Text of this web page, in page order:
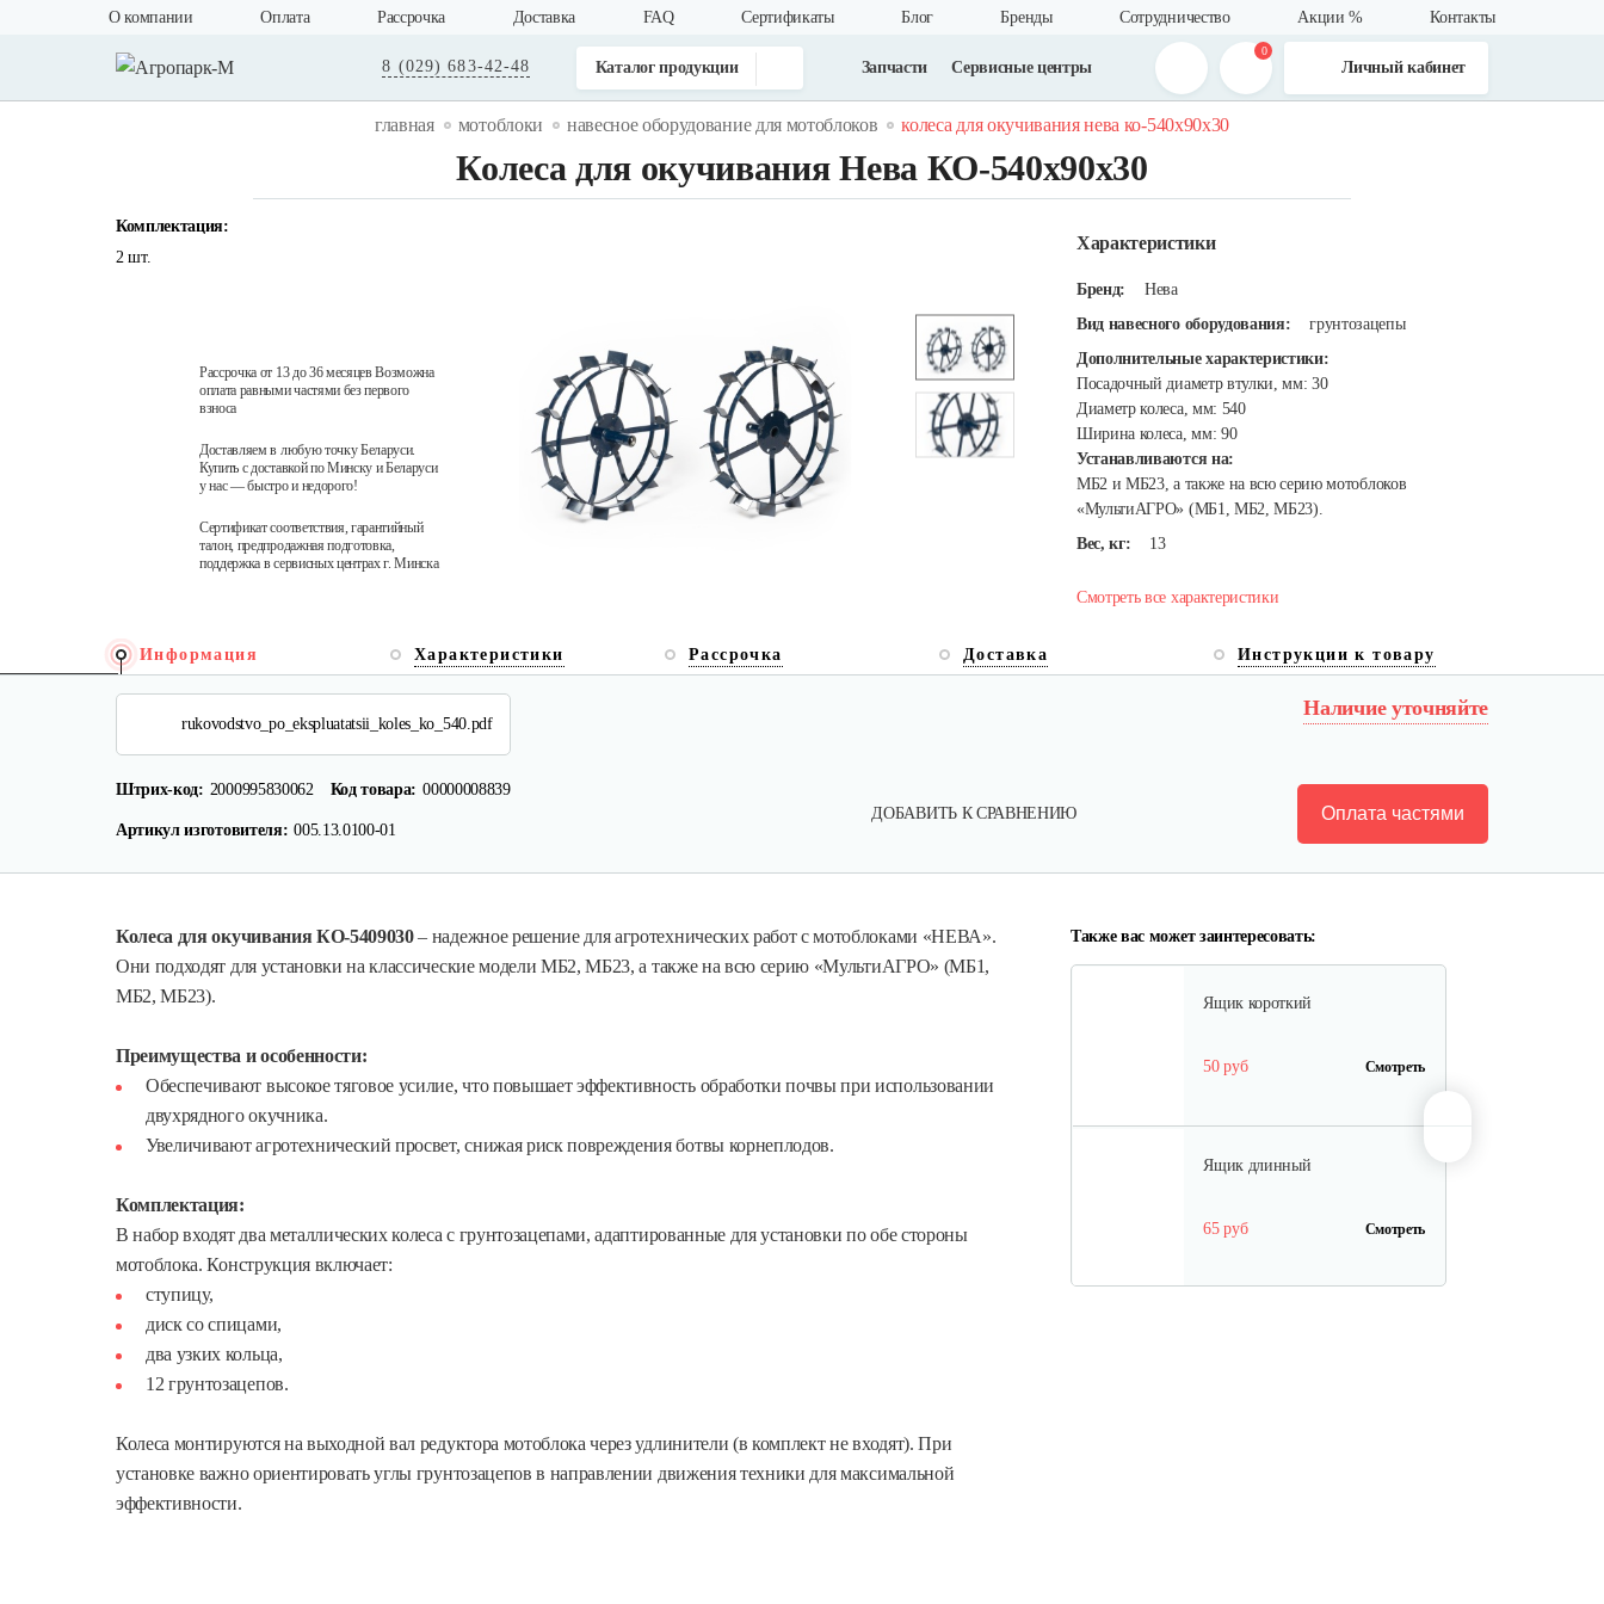
О компании Оплата Рассрочка Доставка FAQ Cертификаты Блог Бренды Сотрудничество Акции % Контакты
8 (029) 683-42-48 Каталог продукции Запчасти Сервисные центры
0
Личный кабинет
главная мотоблоки навесное оборудование для мотоблоков колеса для окучивания нева ко-540х90х30
Колеса для окучивания Нева КО-540х90х30
Комплектация:
2 шт.
Рассрочка от 13 до 36 месяцев Возможна
оплата равными частями без первого
взноса
Доставляем в любую точку Беларуси.
Купить с доставкой по Минску и Беларуси
у нас — быстро и недорого!
Сертификат соответствия, гарантийный
талон, предпродажная подготовка,
поддержка в сервисных центрах г. Минска
Характеристики
Бренд:
Нева
Вид навесного оборудования:
грунтозацепы
Дополнительные характеристики:
Посадочный диаметр втулки, мм: 30
Диаметр колеса, мм: 540
Ширина колеса, мм: 90
Устанавливаются на:
МБ2 и МБ23, а также на всю серию мотоблоков
«МультиАГРО» (МБ1, МБ2, МБ23).
Вес, кг:
13
Смотреть все характеристики
Информация Характеристики Рассрочка Доставка Инструкции к товару
rukovodstvo_po_ekspluatatsii_koles_ko_540.pdf
Наличие уточняйте
Штрих-код: 2000995830062 Код товара: 00000008839
Артикул изготовителя: 005.13.0100-01
ДОБАВИТЬ К СРАВНЕНИЮ Оплата частями
Колеса для окучивания КО-5409030– надежное решение для агротехнических работ с мотоблоками «НЕВА».
Они подходят для установки на классические модели МБ2, МБ23, а также на всю серию «МультиАГРО» (МБ1,
МБ2, МБ23).
Преимущества и особенности:
Обеспечивают высокое тяговое усилие, что повышает эффективность обработки почвы при использовании
двухрядного окучника.
Увеличивают агротехнический просвет, снижая риск повреждения ботвы корнеплодов.
Комплектация:
В набор входят два металлических колеса с грунтозацепами, адаптированные для установки по обе стороны
мотоблока. Конструкция включает:
ступицу,
диск со спицами,
два узких кольца,
12 грунтозацепов.
Колеса монтируются на выходной вал редуктора мотоблока через удлинители (в комплект не входят). При
установке важно ориентировать углы грунтозацепов в направлении движения техники для максимальной
эффективности.
Также вас может заинтересовать:
Лопата-отвал Forza ЭЛОМБ
Грунтозацепы KF Ø340 на вал
Ящик короткий
50 руб Смотреть
Ящик длинный
65 руб Смотреть